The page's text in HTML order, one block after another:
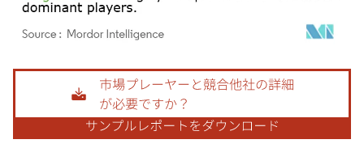
画像 © Mordor Intelligence。再利用にはCC BY 4.0の表示が必要です。